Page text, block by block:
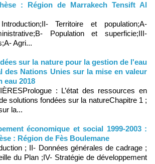
: Région de Marrakech Tensift Al
Territoire et population;A-
Population et superficie;III-
Agri...
sur la nature pour la gestion de l'eau
des Nations Unies sur la mise en valeur
eau 2018
Prologue : L’état des ressources en
solutions fondées sur la natureChapitre 1 ;
la...
économique et social 1999-2003 :
: Région de Fès Boulemane
; II- Données générales de cadrage ;
du Plan ;IV- Stratégie de développement